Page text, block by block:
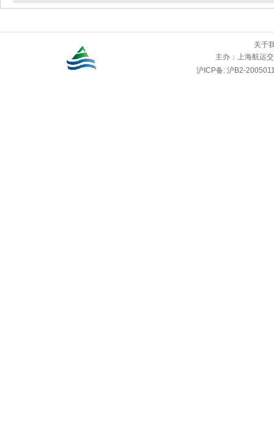
关于
主办： 上海航运
沪ICP备: 沪B2-